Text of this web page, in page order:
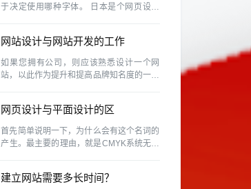
于决定使用哪种字体。 日本是个网页设计
也是视觉设计素养相当高的国家，因此日本
的网页设计的具有参考价值
网站设计与网站开发的工作
内容及区别有那些？
如果您拥有公司，则应该熟悉设计一个网
站，以此作为提升和提高品牌知名度的一种
网页设计与平面设计的区
别。
首先简单说明一下，为什么会有这个名词的
产生。最主要的理由，就是CMYK系统无法
颜色，在CMYK中是表示不出来的。
建立网站需要多长时间？